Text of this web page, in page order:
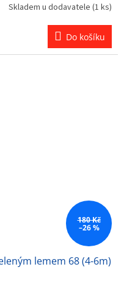
Skladem u dodavatele (1 ks)
Do košíku
180 Kč
–26 %
lemem 68 (4-6m)